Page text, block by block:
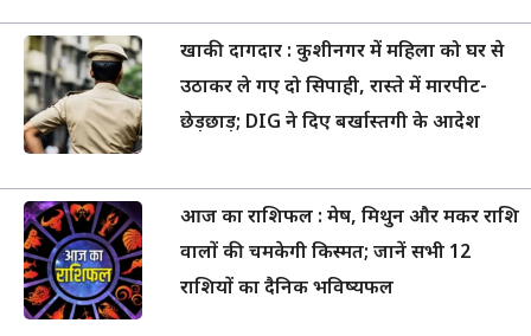
खाकी दागदार : कुशीनगर में महिला को घर से
उठाकर ले गए दो सिपाही, रास्ते में मारपीट-
छेड़छाड़; DIG ने दिए बर्खास्तगी के आदेश
आज का राशिफल : मेष, मिथुन और मकर राशि
वालों की चमकेगी किस्मत; जानें सभी 12
राशियों का दैनिक भविष्यफल